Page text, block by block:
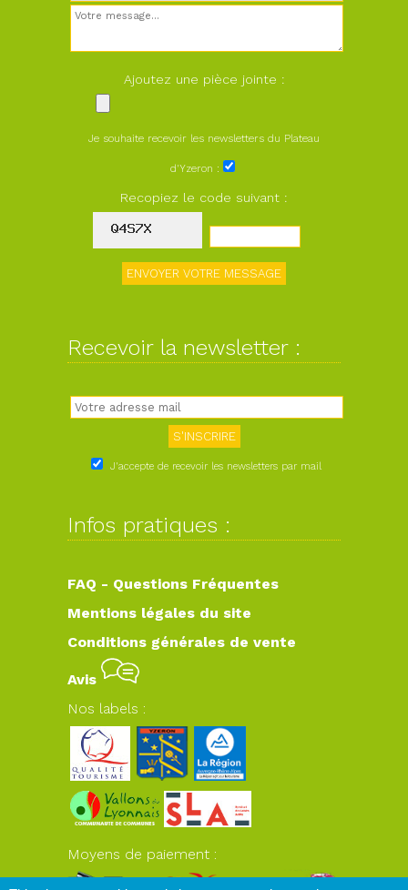
Ajoutez une pièce jointe :
Je souhaite recevoir les newsletters du Plateau
d'Yzeron :
Recopiez le code suivant :
Recevoir la newsletter :
J'accepte de recevoir les newsletters par mail
Infos pratiques :
FAQ - Questions Fréquentes
Mentions légales du site
Conditions générales de vente
Avis
Nos labels :
Moyens de paiement :